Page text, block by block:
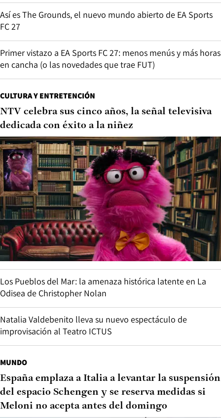
Así es The Grounds, el nuevo mundo abierto de EA Sports
FC 27
Primer vistazo a EA Sports FC 27: menos menús y más horas
en cancha (o las novedades que trae FUT)
CULTURA Y ENTRETENCIÓN
NTV celebra sus cinco años, la señal televisiva
dedicada con éxito a la niñez
Los Pueblos del Mar: la amenaza histórica latente en La
Odisea de Christopher Nolan
Natalia Valdebenito lleva su nuevo espectáculo de
improvisación al Teatro ICTUS
MUNDO
España emplaza a Italia a levantar la suspensión
del espacio Schengen y se reserva medidas si
Meloni no acepta antes del domingo